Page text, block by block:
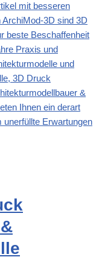
mit besseren
3D sind 3D
beste Beschaffenheit
Praxis und
und
3D Druck
&
Ihnen ein derart
Erwartungen